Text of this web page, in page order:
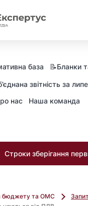
база 📝Бланки
звітність за
нас Наша команда
Строки зберігання
бюджету та ОМС